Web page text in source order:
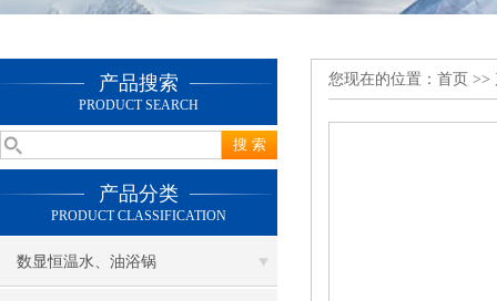
产品搜索
PRODUCT SEARCH
产品分类
PRODUCT CLASSIFICATION
数显恒温水、油浴锅
您现在的位置： 首页 >>